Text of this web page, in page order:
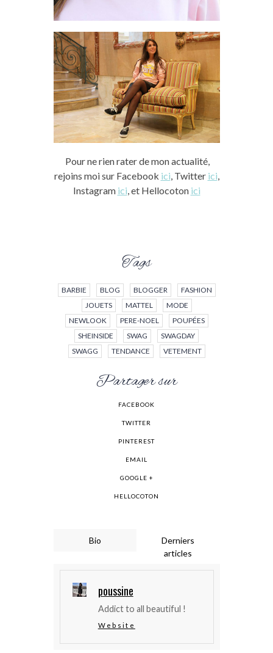
Pour ne rien rater de mon actualité,
rejoins moi sur Facebook ici , Twitter ici
Instagram ici , et Hellocoton ici
Tags
BARBIE BLOG BLOGGER
FASHION
JOUETS
MATTEL
MODE
NEWLOOK
PERE-NOEL
POUPÉES
SHEINSIDE
SWAG
SWAGDAY
SWAGG
TENDANCE VETEMENT
Partager sur
FACEBOOK
TWITTER
PINTEREST
EMAIL
GOOGLE +
HELLOCOTON
Bio
Derniers
articles
poussine
Addict to all beautiful !
Website